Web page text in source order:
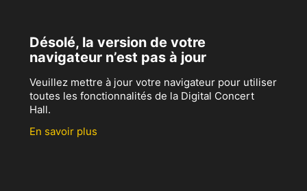
Désolé, la version de votre
navigateur n’est pas à jour
Veuillez mettre à jour votre navigateur pour utiliser
toutes les fonctionnalités de la Digital Concert
Hall.
En savoir plus